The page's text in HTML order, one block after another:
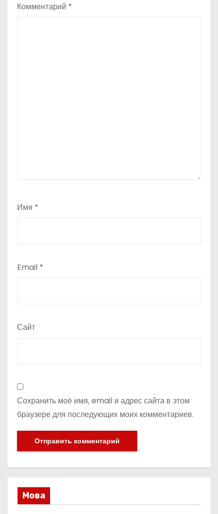
Комментарий *
Имя *
Email *
Сайт
Сохранить моё имя, email и адрес сайта в этом
браузере для последующих моих комментариев.
Мова